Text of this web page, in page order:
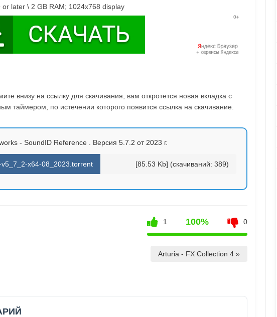
later \ 2 GB RAM; 1024x768 display
внизу на ссылку для скачивания, вам откротется новая вкладка с
таймером, по истечении которого появится ссылка на скачивание.
- SoundID Reference . Версия 5.7.2 от 2023 г.
x64-08_2023.torrent [85.53 Kb] (cкачиваний: 389)
1 100% 0
Arturia - FX Collection 4 »